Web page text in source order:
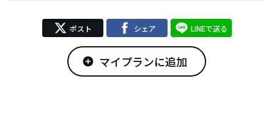
ポスト シェア LINEで送る
add_circle マイプランに追加